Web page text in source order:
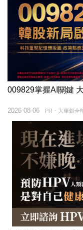
009829掌握AI關鍵
PR・大華銀全
2026-08-06